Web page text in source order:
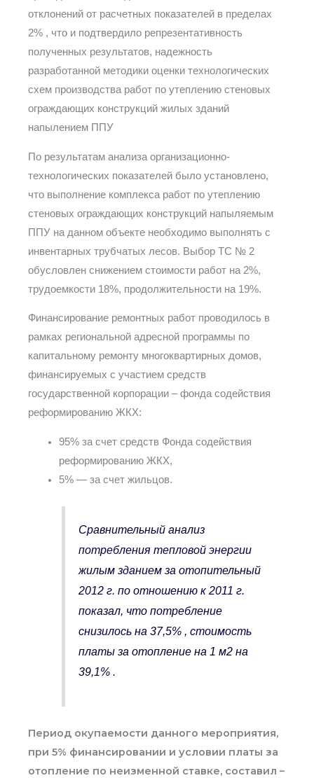
отклонений от расчетных показателей в пределах
2% , что и подтвердило репрезентативность
полученных результатов, надежность
разработанной методики оценки технологических
схем производства работ по утеплению стеновых
ограждающих конструкций жилых зданий
напылением ППУ
По результатам анализа организационно-
технологических показателей было установлено,
что выполнение комплекса работ по утеплению
стеновых ограждающих конструкций напыляемым
ППУ на данном объекте необходимо выполнять с
инвентарных трубчатых лесов. Выбор ТС № 2
обусловлен снижением стоимости работ на 2%,
трудоемкости 18%, продолжительности на 19%.
Финансирование ремонтных работ проводилось в
рамках региональной адресной программы по
капитальному ремонту многоквартирных домов,
финансируемых с участием средств
государственной корпорации – фонда содействия
реформированию ЖКХ:
95% за счет средств Фонда содействия
реформированию ЖКХ,
5% — за счет жильцов.
Сравнительный анализ
потребления тепловой энергии
жилым зданием за отопительный
2012 г. по отношению к 2011 г.
показал, что потребление
снизилось на 37,5% , стоимость
платы за отопление на 1 м2 на
39,1% .
Период окупаемости данного мероприятия,
при 5% финансировании и условии платы за
отопление по неизменной ставке, составил –